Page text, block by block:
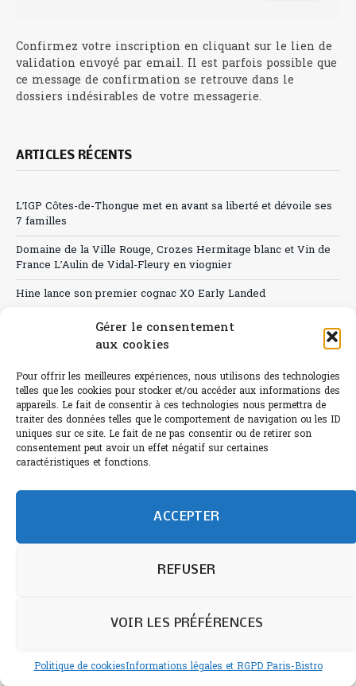
Gérer le consentement
aux cookies
Pour offrir les meilleures expériences, nous utilisons des technologies
telles que les cookies pour stocker et/ou accéder aux informations des
appareils. Le fait de consentir à ces technologies nous permettra de
traiter des données telles que le comportement de navigation ou les ID
uniques sur ce site. Le fait de ne pas consentir ou de retirer son
consentement peut avoir un effet négatif sur certaines
caractéristiques et fonctions.
ACCEPTER
REFUSER
VOIR LES PRÉFÉRENCES
Politique de cookiesInformations légales et RGPD Paris-Bistro
Confirmez votre inscription en cliquant sur le lien de
validation envoyé par email. Il est parfois possible que
ce message de confirmation se retrouve dans le
dossiers indésirables de votre messagerie.
ARTICLES RÉCENTS
L’IGP Côtes-de-Thongue met en avant sa liberté et dévoile ses
7 familles
Domaine de la Ville Rouge, Crozes Hermitage blanc et Vin de
France L’Aulin de Vidal-Fleury en viognier
Hine lance son premier cognac XO Early Landed
Canicule : A quand le CHR à « l’heure espagnole » ?
Sélection de rosés 2026
L'abus d'alcool est dangereux pour la santé.
humain et 0% IA de Paris Bistro Editions - SARL de Presse -
Informations légales etRGPD